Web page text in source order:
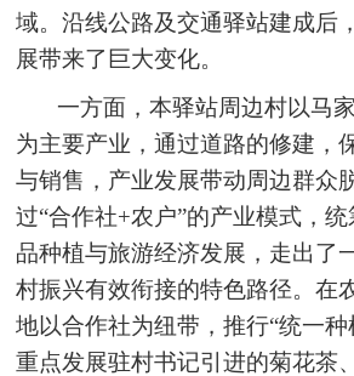
域。沿线公路及交通驿站建成后
展带来了巨大变化。
一方面，本驿站周边村以马
为主要产业，通过道路的修建，
与销售，产业发展带动周边群众
过“合作社+农户”的产业模式，
品种植与旅游经济发展，走出了
村振兴有效衔接的特色路径。在
地以合作社为纽带，推行“统一种
重点发展驻村书记引进的菊花茶